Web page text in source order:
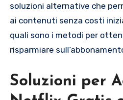
soluzioni alternative che
ai contenuti senza costi
quali sono i metodi per
risparmiare
Soluzioni per